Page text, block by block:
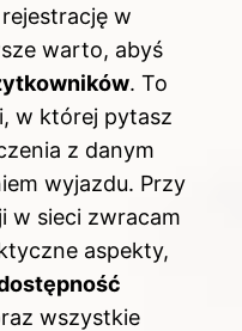
w
warto, abyś
. To
w której pytasz
z danym
wyjazdu. Przy
w sieci zwracam
aspekty,
wszystkie